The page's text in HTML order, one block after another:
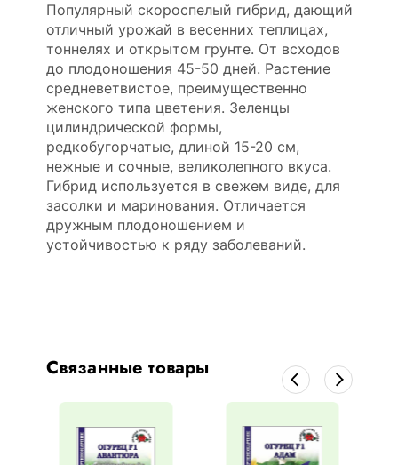
Популярный скороспелый гибрид, дающий
отличный урожай в весенних теплицах,
тоннелях и открытом грунте. От всходов
до плодоношения 45-50 дней. Растение
средневетвистое, преимущественно
женского типа цветения. Зеленцы
цилиндрической формы,
редкобугорчатые, длиной 15-20 см,
нежные и сочные, великолепного вкуса.
Гибрид используется в свежем виде, для
засолки и маринования. Отличается
дружным плодоношением и
устойчивостью к ряду заболеваний.
Связанные товары